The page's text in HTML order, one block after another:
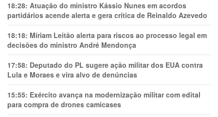
18:28: Atuação do ministro Kássio Nunes em acordos
partidários acende alerta e gera crítica de Reinaldo Azevedo
18:18: Míriam Leitão alerta para riscos ao processo legal em
decisões do ministro André Mendonça
17:58: Deputado do PL sugere ação militar dos EUA contra
Lula e Moraes e vira alvo de denúncias
15:55: Exército avança na modernização militar com edital
para compra de drones camicases